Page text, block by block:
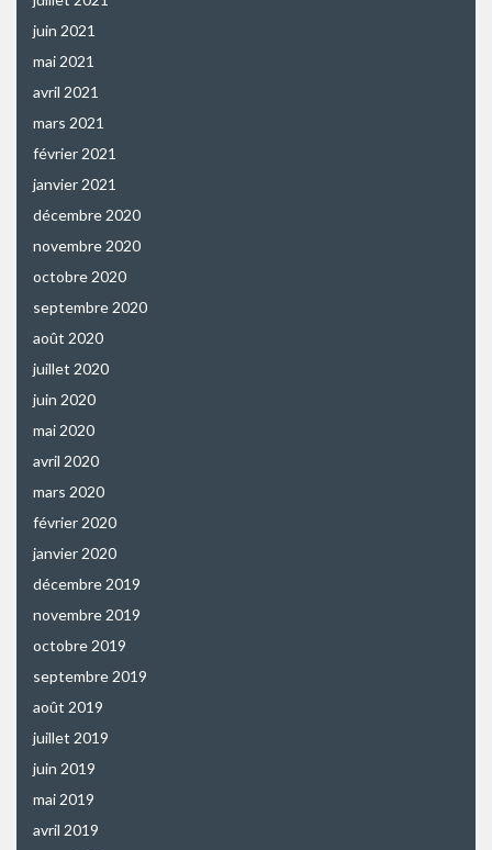
juin 2021
mai 2021
avril 2021
mars 2021
février 2021
janvier 2021
décembre 2020
novembre 2020
octobre 2020
septembre 2020
août 2020
juillet 2020
juin 2020
mai 2020
avril 2020
mars 2020
février 2020
janvier 2020
décembre 2019
novembre 2019
octobre 2019
septembre 2019
août 2019
juillet 2019
juin 2019
mai 2019
avril 2019